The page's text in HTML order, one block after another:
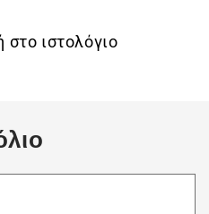
στο ιστολόγιο